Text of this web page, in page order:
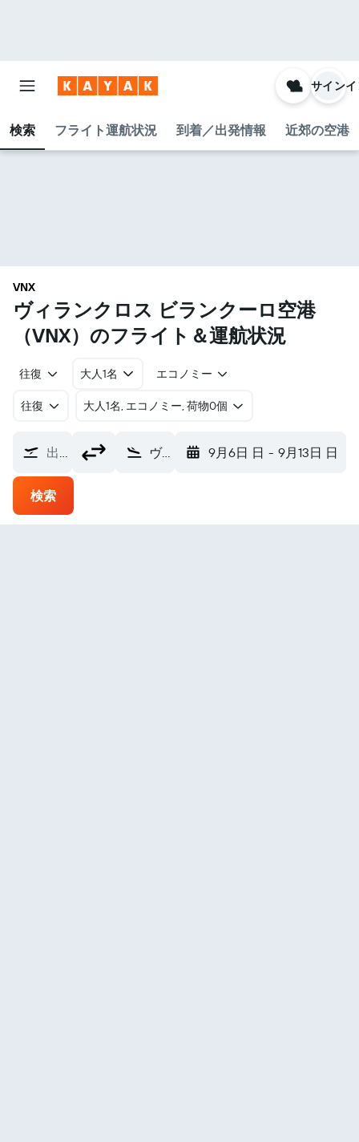
検索 フライト運航状況 到着／出発情報 近郊の空港
サイン
VNX
ヴィランクロス ビランクーロ空港​
（VNX​）のフライト＆運航状況
往復 大人1名 エコノミー
往復 ​大人1名, エコノミー, 荷物0個
出発地 ヴィランクロス ビランクーロ空港 (VNX) 9月6日 日 - 9月13日 日
検索